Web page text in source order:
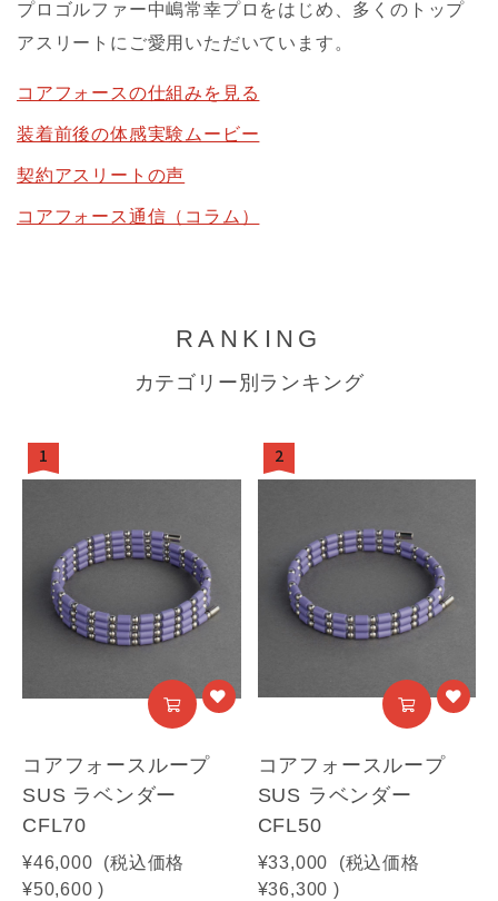
プロゴルファー中嶋常幸プロをはじめ、多くのトップ
アスリートにご愛用いただいています。
コアフォースの仕組みを見る
装着前後の体感実験ムービー
契約アスリートの声
コアフォース通信（コラム）
RANKING
カテゴリー別ランキング
1
コアフォースループ
SUS ラベンダー
CFL70
¥46,000
(税込価格
¥50,600 )
2
コアフォースループ
SUS ラベンダー
CFL50
¥33,000
(税込価格
¥36,300 )